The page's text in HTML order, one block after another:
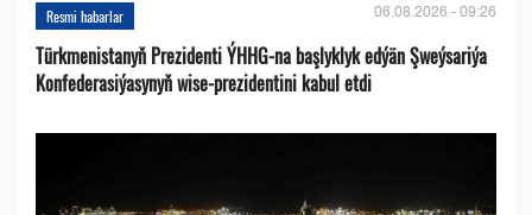
Resmi habarlar 06.08.2026 - 09:26
Türkmenistanyň Prezidenti ÝHHG-na başlyklyk edýän Şweýsariýa
Konfederasiýasynyň wise-prezidentini kabul etdi